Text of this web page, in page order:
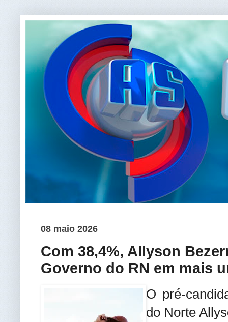
08 maio 2026
Com 38,4%, Allyson
Governo do RN em mais
O pré-
do Norte